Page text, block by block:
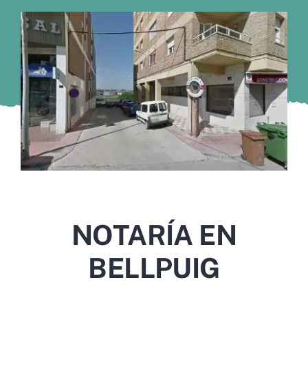
Gijón
Vigo
Córdoba
Todas las CCAA
NOTARÍA EN
BELLPUIG